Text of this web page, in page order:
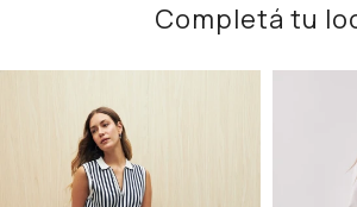
Completá tu